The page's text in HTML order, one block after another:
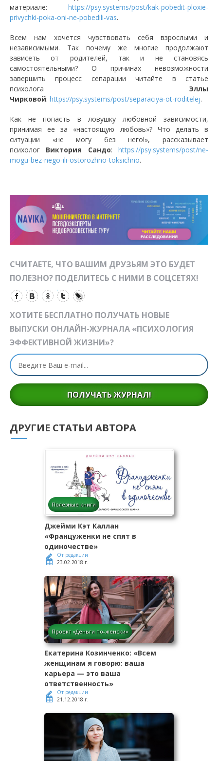
материале: https://psy.systems/post/kak-pobedit-ploxie-
privychki-poka-oni-ne-pobedili-vas.
Всем нам хочется чувствовать себя взрослыми и
независимыми. Так почему же многие продолжают
зависеть от родителей, так и не становясь
самостоятельными? О причинах невозможности
завершить процесс сепарации читайте в статье
психолога Эллы
Чирковой: https://psy.systems/post/separaciya-ot-roditelej.
Как не попасть в ловушку любовной зависимости,
принимая ее за «настоящую любовь»? Что делать в
ситуации «не могу без него!», рассказывает
психолог Виктория Сандо:https://psy.systems/post/ne-
mogu-bez-nego-ili-ostorozhno-toksichno.
СЧИТАЕТЕ, ЧТО ВАШИМ ДРУЗЬЯМ ЭТО БУДЕТ
ПОЛЕЗНО? ПОДЕЛИТЕСЬ С НИМИ В СОЦСЕТЯХ!
ХОТИТЕ БЕСПЛАТНО ПОЛУЧАТЬ НОВЫЕ
ВЫПУСКИ ОНЛАЙН-ЖУРНАЛА «ПСИХОЛОГИЯ
ЭФФЕКТИВНОЙ ЖИЗНИ»?
ПОЛУЧАТЬ ЖУРНАЛ!
ДРУГИЕ СТАТЬИ АВТОРА
Полезные книги
Джейми Кэт Каллан
«Француженки не спят в
одиночестве»
От редакции
23.02.2018 г.
Проект «Деньги по-женски»
Екатерина Козинченко: «Всем
женщинам я говорю: ваша
карьера — это ваша
ответственность»
От редакции
21.12.2018 г.